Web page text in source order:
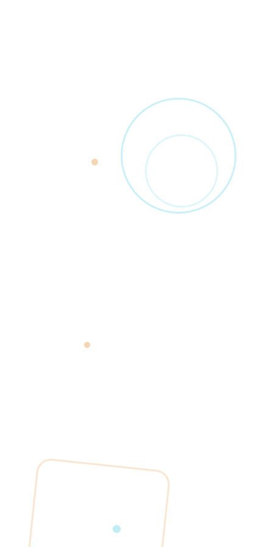
Badges, télécommandes, smartphones
Clavier à code intégré
Lecture multi-formats (NFC, EM, MIFARE)
Intégration au contrôle d'accès
Sans câblage, installation rapide
Autonome ou connecté au système